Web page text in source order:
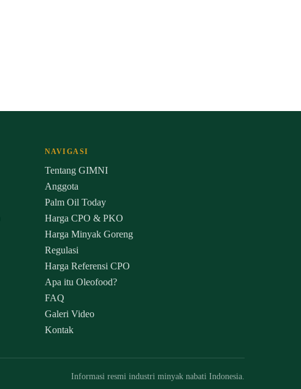
NAVIGASI
Tentang GIMNI
Anggota
Palm Oil Today
Harga CPO & PKO
Harga Minyak Goreng
Regulasi
Harga Referensi CPO
Apa itu Oleofood?
FAQ
Galeri Video
Kontak
Informasi resmi industri minyak nabati Indonesia.